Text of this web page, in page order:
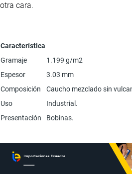
otra cara.
Característica
Gramaje
1.199 g/m2
Espesor
3.03 mm
Composición
Caucho mezclado sin
Uso
Industrial.
Presentación
Bobinas.